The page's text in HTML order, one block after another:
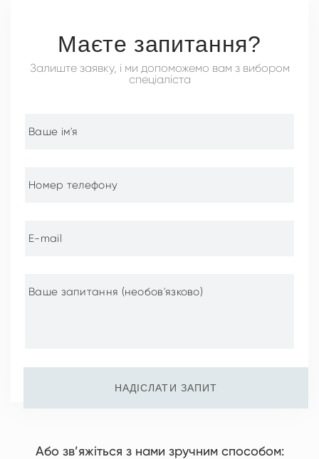
Маєте запитання?
Залиште заявку, і ми допоможемо вам з вибором
спеціаліста
НАДІСЛАТИ ЗАПИТ
Або зв’яжіться з нами зручним способом: